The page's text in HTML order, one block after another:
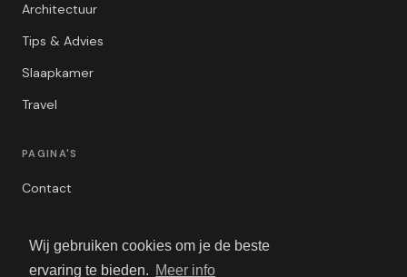
Wij gebruiken cookies om je de beste
ervaring te bieden. Meer info
Architectuur
Tips & Advies
Slaapkamer
Travel
PAGINA'S
Contact
Algemene Voorwaarden